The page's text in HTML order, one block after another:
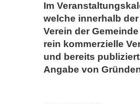
Im
welche innerhalb
Verein der
rein kommerzielle
und bereits
Angabe von